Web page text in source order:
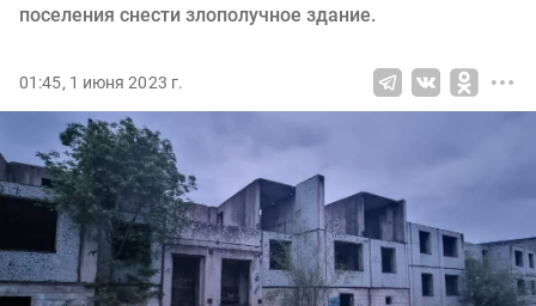
поселения снести злополучное здание.
01:45, 1 июня 2023 г.